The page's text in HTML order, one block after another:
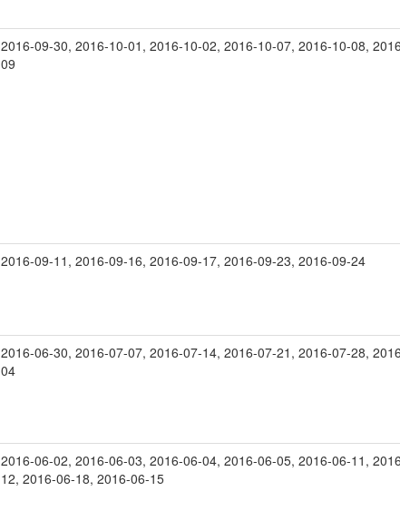
2016-09-30, 2016-10-01 , 2016-10-02, 2016-10-07, 2016-10-08,
09
2016-09-11 , 2016-09-16, 2016-09-17, 2016-09-23, 2016-09-24
2016-06-30, 2016-07-07, 2016-07-14, 2016-07-21 , 2016-07-28,
04
2016-06-02, 2016-06-03, 2016-06-04, 2016-06-05, 2016-06-11 ,
12, 2016-06-18, 2016-06-15